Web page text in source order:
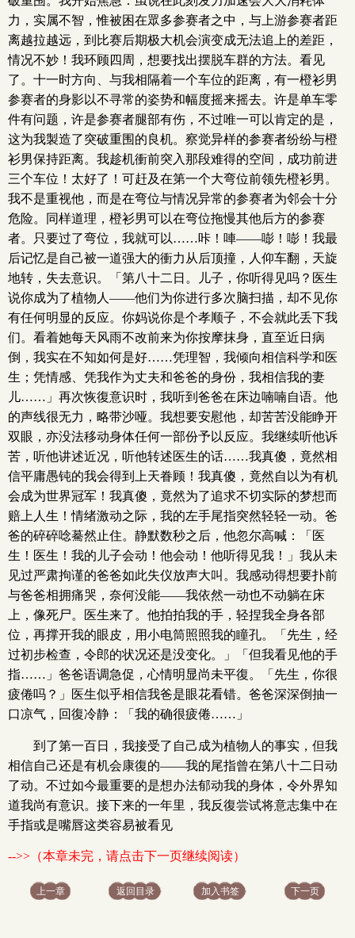
力，实属不智，惟被困在眾多参赛者之中，与上游参赛者距
离越拉越远，到比赛后期极大机会演变成无法追上的差距，
情况不妙！我环顾四周，想要找出摆脱车群的方法。看见
了。十一时方向、与我相隔着一个车位的距离，有一橙衫男
参赛者的身影以不寻常的姿势和幅度摇来摇去。许是单车零
件有问题，许是参赛者腿部有伤，不过唯一可以肯定的是，
这为我製造了突破重围的良机。察觉异样的参赛者纷纷与橙
衫男保持距离。我趁机衝前突入那段难得的空间，成功前进
三个车位！太好了！可赶及在第一个大弯位前领先橙衫男。
我不是重视他，而是在弯位与情况异常的参赛者为邻会十分
危险。同样道理，橙衫男可以在弯位拖慢其他后方的参赛
者。只要过了弯位，我就可以……咔！唓——嘭！嘭！我最
后记忆是自己被一道强大的衝力从后顶撞，人仰车翻，天旋
地转，失去意识。「第八十二日。儿子，你听得见吗？医生
说你成为了植物人——他们为你进行多次脑扫描，却不见你
有任何明显的反应。你妈说你是个孝顺子，不会就此丢下我
们。看着她每天风雨不改前来为你按摩抹身，直至近日病
倒，我实在不知如何是好……凭理智，我倾向相信科学和医
生；凭情感、凭我作为丈夫和爸爸的身份，我相信我的妻
儿……」再次恢復意识时，我听到爸爸在床边喃喃自语。他
的声线很无力，略带沙哑。我想要安慰他，却苦苦没能睁开
双眼，亦没法移动身体任何一部份予以反应。我继续听他诉
苦，听他讲述近况，听他转述医生的话……我真傻，竟然相
信平庸愚钝的我会得到上天眷顾！我真傻，竟然自以为有机
会成为世界冠军！我真傻，竟然为了追求不切实际的梦想而
赔上人生！情绪激动之际，我的左手尾指突然轻轻一动。爸
爸的碎碎唸驀然止住。静默数秒之后，他忽尔高喊：「医
生！医生！我的儿子会动！他会动！他听得见我！」我从未
见过严肃拘谨的爸爸如此失仪放声大叫。我感动得想要扑前
与爸爸相拥痛哭，奈何没能——我依然一动也不动躺在床
上，像死尸。医生来了。他拍拍我的手，轻捏我全身各部
位，再撑开我的眼皮，用小电筒照照我的瞳孔。「先生，经
过初步检查，令郎的状况还是没变化。」「但我看见他的手
指……」爸爸语调急促，心情明显尚未平復。「先生，你很
疲倦吗？」医生似乎相信我爸是眼花看错。爸爸深深倒抽一
口凉气，回復冷静：「我的确很疲倦……」
到了第一百日，我接受了自己成为植物人的事实，但我
相信自己还是有机会康復的——我的尾指曾在第八十二日动
了动。不过如今最重要的是想办法郁动我的身体，令外界知
道我尚有意识。接下来的一年里，我反復尝试将意志集中在
手指或是嘴唇这类容易被看见
-->>（本章未完，请点击下一页继续阅读）
上一章 返回目录 加入书签 下一页